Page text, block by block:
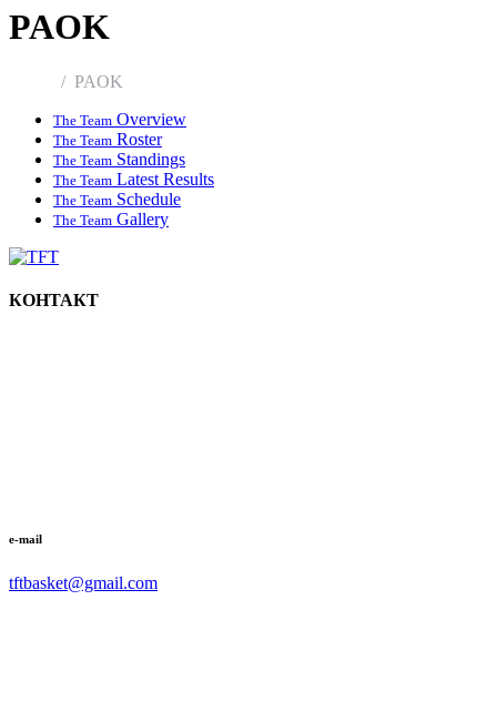
PAOK
PAOK
The Team Overview
The Team Roster
The Team Standings
The Team Latest Results
The Team Schedule
The Team Gallery
КОНТАКТ
e-mail
tftbasket@gmail.com